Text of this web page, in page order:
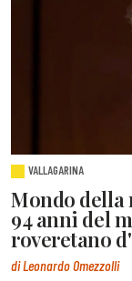
VALLAGARINA
Mondo della
94 anni del
roveretano
di Leonardo Omezzolli